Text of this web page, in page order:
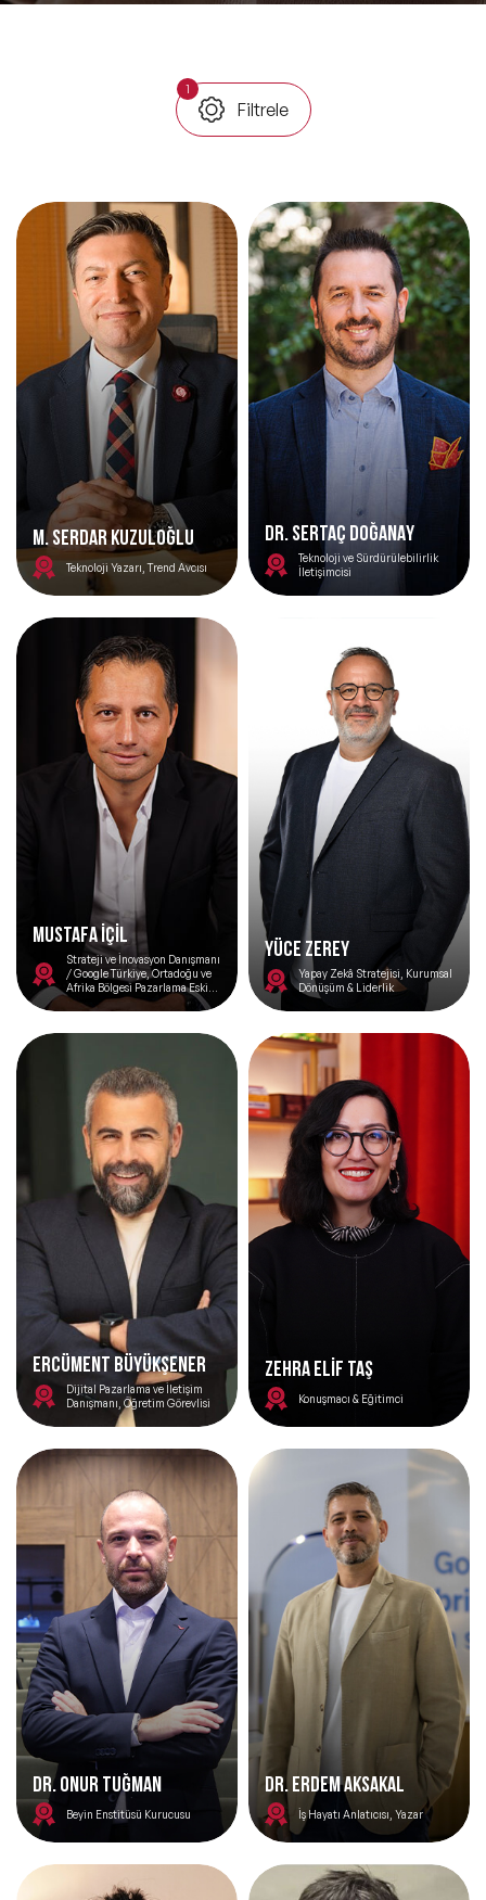
🔥 Global Konuşmacılar
🔥 Motivasyon Konuşmacıları
🔥 Liderlik Konuşmacıları
🔥 Ekonomi Konuşmacıları
🔥 Yapay Zeka Konuşmacıları
1
Filtrele
M. SERDAR KUZULOĞLU
Teknoloji Yazarı, Trend Avcısı
DR. SERTAÇ DOĞANAY
Teknoloji ve Sürdürülebilirlik
İletişimcisi
MUSTAFA İÇİL
Strateji ve İnovasyon Danışmanı
/ Google Türkiye, Ortadoğu ve
Afrika Bölgesi Pazarlama Eski
Direktörü
YÜCE ZEREY
Yapay Zekâ Stratejisi, Kurumsal
Dönüşüm & Liderlik
Ercüment Büyükşener
Dijital Pazarlama ve İletişim
Danışmanı, Öğretim Görevlisi
ZEHRA ELİF TAŞ
Konuşmacı & Eğitimci
Dr. Onur Tuğman
Beyin Enstitüsü Kurucusu
DR. ERDEM AKSAKAL
İş Hayatı Anlatıcısı, Yazar